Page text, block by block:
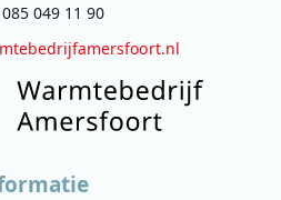
085 049 11 90